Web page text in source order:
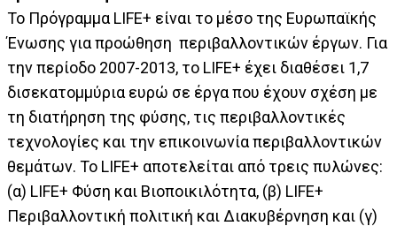
Το Πρόγραμμα LIFE+ είναι το μέσο της Ευρωπαϊκής
Ένωσης για προώθηση περιβαλλοντικών έργων. Για
την περίοδο 2007-2013, το LIFE+ έχει διαθέσει 1,7
δισεκατομμύρια ευρώ σε έργα που έχουν σχέση με
τη διατήρηση της φύσης, τις περιβαλλοντικές
τεχνολογίες και την επικοινωνία περιβαλλοντικών
θεμάτων. Το LIFE+ αποτελείται από τρεις πυλώνες:
(α) LIFE+ Φύση και Βιοποικιλότητα, (β) LIFE+
Περιβαλλοντική πολιτική και Διακυβέρνηση και (γ)